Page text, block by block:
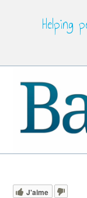
Helping
J'aime